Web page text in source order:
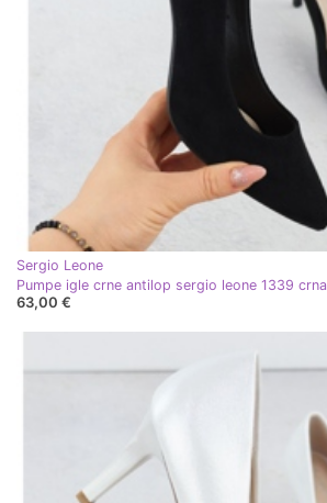
Sergio Leone
Pumpe igle crne antilop sergio leone 1339 crna
63,00 €